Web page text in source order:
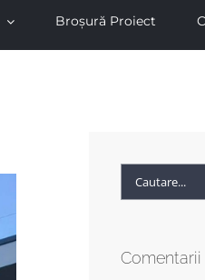
Broșură Proiect
Cautare...